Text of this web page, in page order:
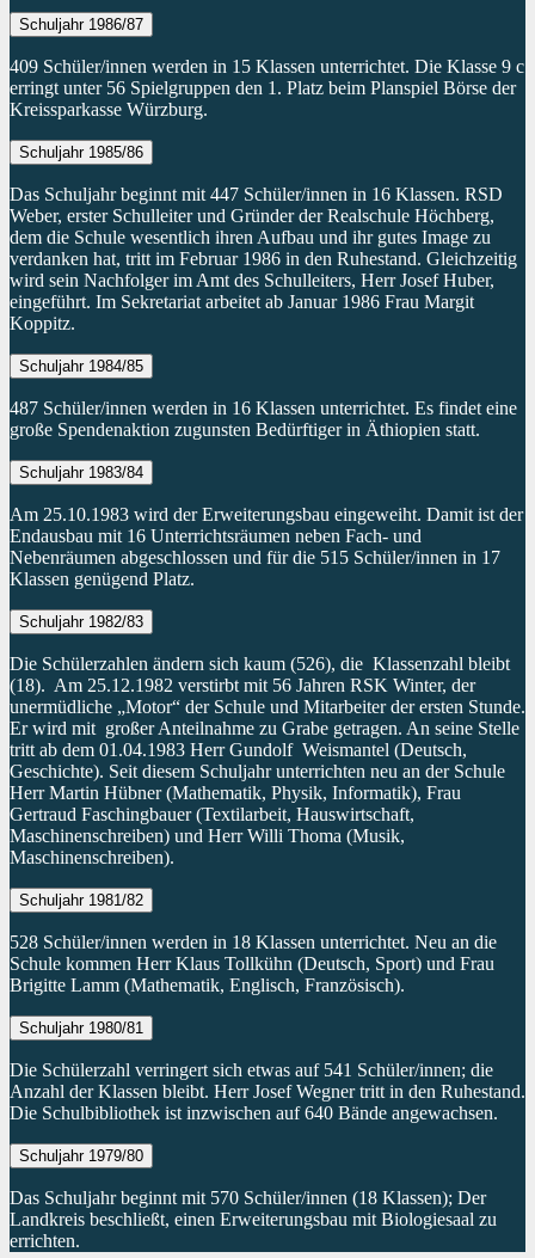
Schuljahr 1986/87
409 Schüler/innen werden in 15 Klassen unterrichtet. Die Klasse 9 c
erringt unter 56 Spielgruppen den 1. Platz beim Planspiel Börse der
Kreissparkasse Würzburg.
Schuljahr 1985/86
Das Schuljahr beginnt mit 447 Schüler/innen in 16 Klassen. RSD
Weber, erster Schulleiter und Gründer der Realschule Höchberg,
dem die Schule wesentlich ihren Aufbau und ihr gutes Image zu
verdanken hat, tritt im Februar 1986 in den Ruhestand. Gleichzeitig
wird sein Nachfolger im Amt des Schulleiters, Herr Josef Huber,
eingeführt. Im Sekretariat arbeitet ab Januar 1986 Frau Margit
Koppitz.
Schuljahr 1984/85
487 Schüler/innen werden in 16 Klassen unterrichtet. Es findet eine
große Spendenaktion zugunsten Bedürftiger in Äthiopien statt.
Schuljahr 1983/84
Am 25.10.1983 wird der Erweiterungsbau eingeweiht. Damit ist der
Endausbau mit 16 Unterrichtsräumen neben Fach- und
Nebenräumen abgeschlossen und für die 515 Schüler/innen in 17
Klassen genügend Platz.
Schuljahr 1982/83
Die Schülerzahlen ändern sich kaum (526), die Klassenzahl bleibt
(18). Am 25.12.1982 verstirbt mit 56 Jahren RSK Winter, der
unermüdliche „Motor“ der Schule und Mitarbeiter der ersten Stunde.
Er wird mit großer Anteilnahme zu Grabe getragen. An seine Stelle
tritt ab dem 01.04.1983 Herr Gundolf Weismantel (Deutsch,
Geschichte). Seit diesem Schuljahr unterrichten neu an der Schule
Herr Martin Hübner (Mathematik, Physik, Informatik), Frau
Gertraud Faschingbauer (Textilarbeit, Hauswirtschaft,
Maschinenschreiben) und Herr Willi Thoma (Musik,
Maschinenschreiben).
Schuljahr 1981/82
528 Schüler/innen werden in 18 Klassen unterrichtet. Neu an die
Schule kommen Herr Klaus Tollkühn (Deutsch, Sport) und Frau
Brigitte Lamm (Mathematik, Englisch, Französisch).
Schuljahr 1980/81
Die Schülerzahl verringert sich etwas auf 541 Schüler/innen; die
Anzahl der Klassen bleibt. Herr Josef Wegner tritt in den Ruhestand.
Die Schulbibliothek ist inzwischen auf 640 Bände angewachsen.
Schuljahr 1979/80
Das Schuljahr beginnt mit 570 Schüler/innen (18 Klassen); Der
Landkreis beschließt, einen Erweiterungsbau mit Biologiesaal zu
errichten.